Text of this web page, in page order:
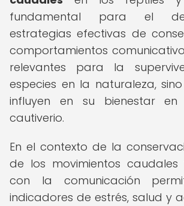
fundamental para el
estrategias efectivas de
comportamientos
relevantes para la
especies en la naturaleza,
influyen en su bienestar en
cautiverio.
En el contexto de la
de los movimientos
con la comunicación
indicadores de estrés, salud y